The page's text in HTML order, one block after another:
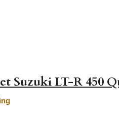
Suzuki LT-R 450